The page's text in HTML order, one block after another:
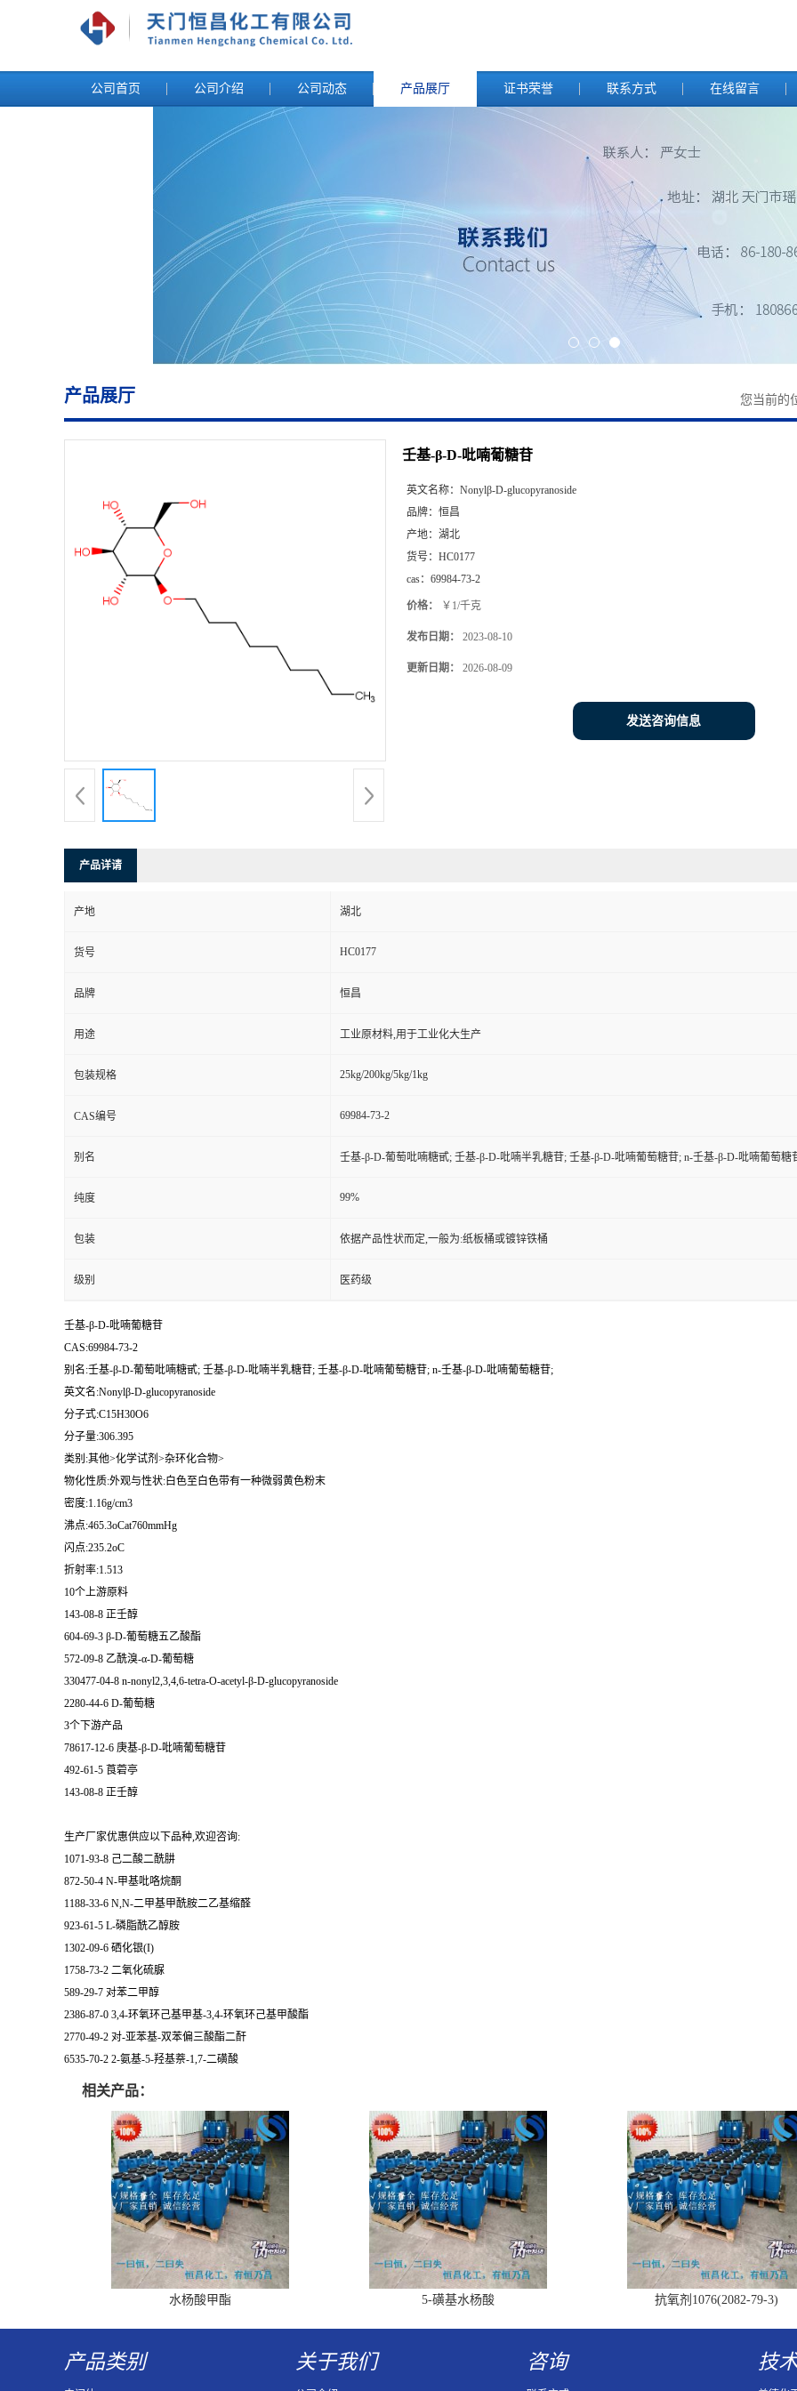
公司首页 公司介绍 公司动态 产品展厅 证书荣誉 联系方式 在线留言
产品展厅 您当前的
壬基-β-D-吡喃葡糖苷
英文名称： Nonylβ-D-glucopyranoside
品牌： 恒昌
产地： 湖北
货号： HC0177
cas： 69984-73-2
价格： ￥1/千克
发布日期： 2023-08-10
更新日期： 2026-08-09
发送咨询信息
产品详请
产地 湖北
货号 HC0177
品牌 恒昌
用途 工业原材料,用于工业化大生产
包装规格 25kg/200kg/5kg/1kg
CAS编号 69984-73-2
别名 壬基-β-D-葡萄吡喃糖甙; 壬基-β-D-吡喃半乳糖苷; 壬基-β-D-吡喃葡萄糖苷; n-壬基-β-D-吡喃葡萄糖
纯度 99%
包装 依据产品性状而定,一般为:纸板桶或镀锌铁桶
级别 医药级
壬基-β-D-吡喃葡糖苷
CAS:69984-73-2
别名:壬基-β-D-葡萄吡喃糖甙; 壬基-β-D-吡喃半乳糖苷; 壬基-β-D-吡喃葡萄糖苷; n-壬基-β-D-吡喃葡萄糖苷;
英文名:Nonylβ-D-glucopyranoside
分子式:C15H30O6
分子量:306.395
类别:其他>化学试剂>杂环化合物>
物化性质:外观与性状:白色至白色带有一种微弱黄色粉末
密度:1.16g/cm3
沸点:465.3oCat760mmHg
闪点:235.2oC
折射率:1.513
10个上游原料
143-08-8 正壬醇
604-69-3 β-D-葡萄糖五乙酸酯
572-09-8 乙酰溴-α-D-葡萄糖
330477-04-8 n-nonyl2,3,4,6-tetra-O-acetyl-β-D-glucopyranoside
2280-44-6 D-葡萄糖
3个下游产品
78617-12-6 庚基-β-D-吡喃葡萄糖苷
492-61-5 莨菪亭
143-08-8 正壬醇
生产厂家优惠供应以下品种,欢迎咨询:
1071-93-8 己二酸二酰肼
872-50-4 N-甲基吡咯烷酮
1188-33-6 N,N-二甲基甲酰胺二乙基缩醛
923-61-5 L-磷脂酰乙醇胺
1302-09-6 硒化银(I)
1758-73-2 二氧化硫脲
589-29-7 对苯二甲醇
2386-87-0 3,4-环氧环己基甲基-3,4-环氧环己基甲酸酯
2770-49-2 对-亚苯基-双苯偏三酸酯二酐
6535-70-2 2-氨基-5-羟基萘-1,7-二磺酸
相关产品：
水杨酸甲酯 5-磺基水杨酸 抗氧剂1076(2082-79-3)
产品类别 关于我们 咨询 技